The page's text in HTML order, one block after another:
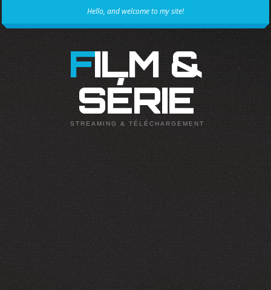
Hello, and welcome to my site!
FILM &
SÉRIE
STREAMING & TÉLÉCHARGEMENT